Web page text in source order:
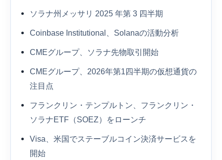
ソラナ州メッサリ 2025 年第 3 四半期
Coinbase Institutional、Solanaの活動分析
CMEグループ、ソラナ先物取引開始
CMEグループ、2026年第1四半期の仮想通貨の
注目点
フランクリン・テンプルトン、フランクリン・
ソラナETF（SOEZ）をローンチ
Visa、米国でステーブルコイン決済サービスを
開始